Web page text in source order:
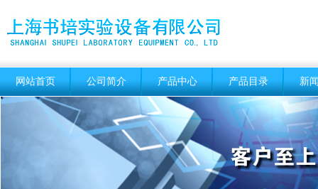
网站首页 公司简介 产品中心 产品目录 新